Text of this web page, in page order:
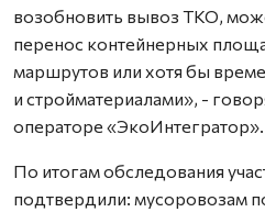
возобновить вывоз ТКО,
перенос контейнерных
маршрутов или хотя бы
и стройматериалами», -
операторе «ЭкоИнтегратор».
По итогам обследования
подтвердили: мусоровозам